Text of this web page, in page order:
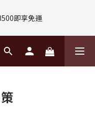
補)
即享免運
$188購物金
補)